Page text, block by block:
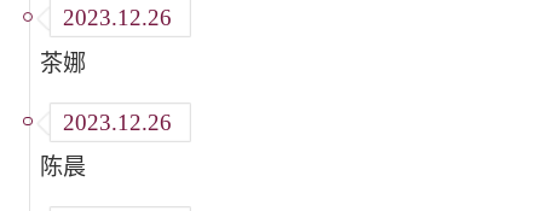
2023.12.26
茶娜
2023.12.26
陈晨